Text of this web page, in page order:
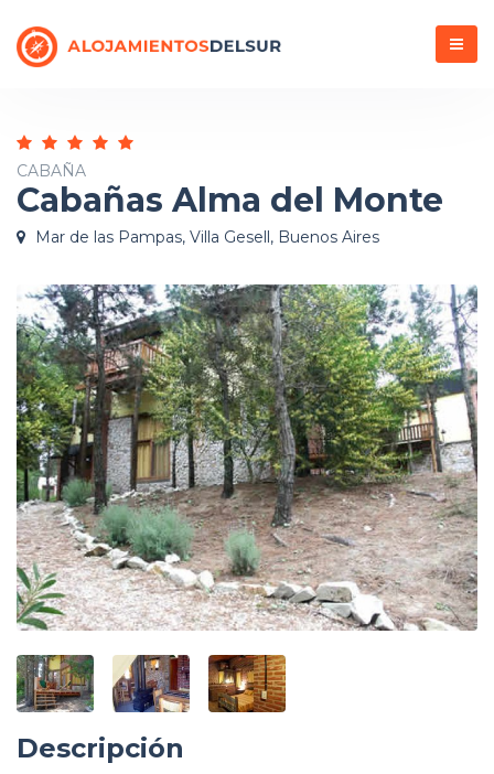
Menú
CABAÑA
Cabañas Alma del Monte
Mar de las Pampas, Villa Gesell, Buenos Aires
Descripción